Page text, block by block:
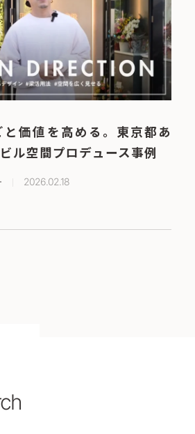
と価値を高める。東京都あ
ル空間プロデュース事例
2026.02.18